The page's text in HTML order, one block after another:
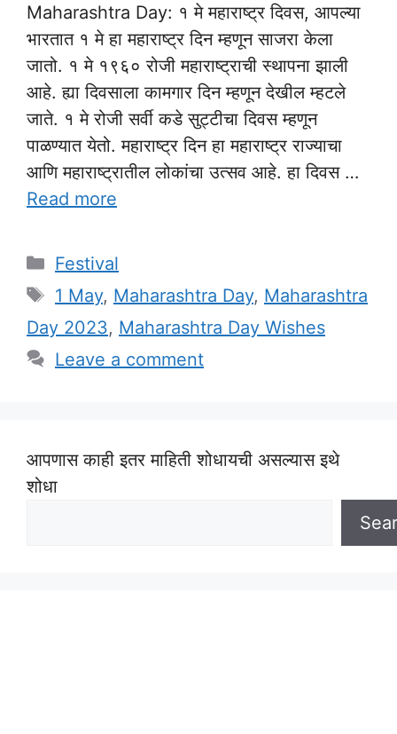
Maharashtra Day: १ मे महाराष्ट्र दिवस, आपल्या
भारतात १ मे हा महाराष्ट्र दिन म्हणून साजरा केला
जातो. १ मे १९६० रोजी महाराष्ट्राची स्थापना झाली
आहे. ह्या दिवसाला कामगार दिन म्हणून देखील म्हटले
जाते. १ मे रोजी सर्वी कडे सुट्टीचा दिवस म्हणून
पाळण्यात येतो. महाराष्ट्र दिन हा महाराष्ट्र राज्याचा
आणि महाराष्ट्रातील लोकांचा उत्सव आहे. हा दिवस …
Read more
Categories
Festival
Tags
1 May, Maharashtra Day, Maharashtra
Day 2023, Maharashtra Day Wishes
Leave a comment
आपणास काही इतर माहिती शोधायची असल्यास इथे
शोधा